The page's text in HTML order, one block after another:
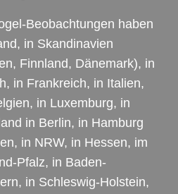
Beobachtungen haben
in Skandinavien
Finnland, Dänemark), in
in Frankreich, in Italien,
in Luxemburg, in
in Berlin, in Hamburg
in NRW, in Hessen, im
Pfalz, in Baden-
in Schleswig-Holstein,